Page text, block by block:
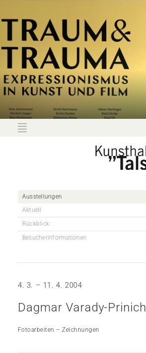
Ausstellungen
Aktuell
Rückblick
Besucherinformationen
4. 3. – 11. 4. 2004
Dagmar Varady-Prinich
Fotoarbeiten – Zeichnungen